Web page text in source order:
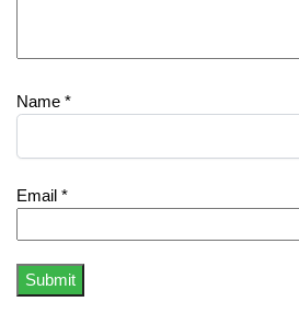
Name *
Email *